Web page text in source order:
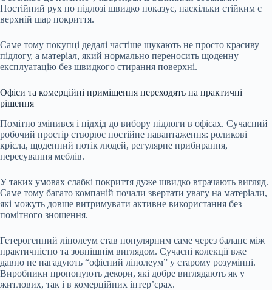
Постійний рух по підлозі швидко показує, наскільки стійким є
верхній шар покриття.
Саме тому покупці дедалі частіше шукають не просто красиву
підлогу, а матеріал, який нормально переносить щоденну
експлуатацію без швидкого стирання поверхні.
Офіси та комерційні приміщення переходять на практичні
рішення
Помітно змінився і підхід до вибору підлоги в офісах. Сучасний
робочий простір створює постійне навантаження: роликові
крісла, щоденний потік людей, регулярне прибирання,
пересування меблів.
У таких умовах слабкі покриття дуже швидко втрачають вигляд.
Саме тому багато компаній почали звертати увагу на матеріали,
які можуть довше витримувати активне використання без
помітного зношення.
Гетерогенний лінолеум став популярним саме через баланс між
практичністю та зовнішнім виглядом. Сучасні колекції вже
давно не нагадують “офісний лінолеум” у старому розумінні.
Виробники пропонують декори, які добре виглядають як у
житлових, так і в комерційних інтер’єрах.